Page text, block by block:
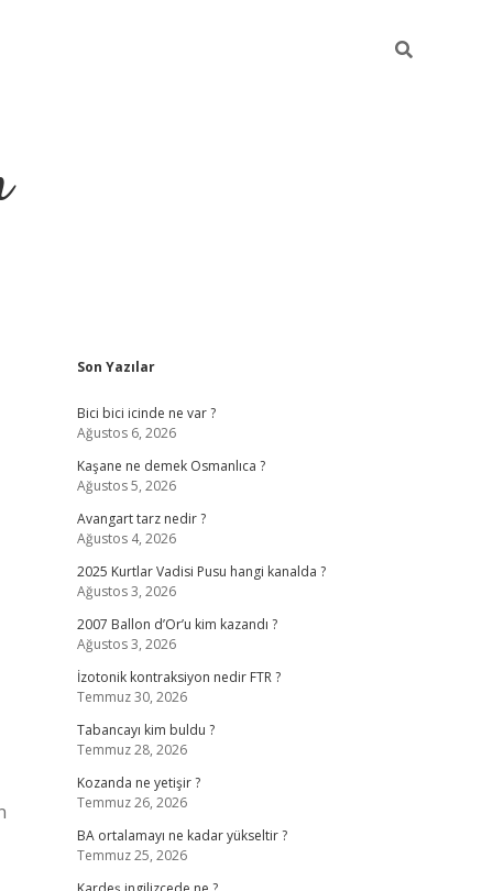
Sidebar
Son Yazılar
Bici bici icinde ne var ?
Ağustos 6, 2026
Kaşane ne demek Osmanlıca ?
Ağustos 5, 2026
Avangart tarz nedir ?
Ağustos 4, 2026
2025 Kurtlar Vadisi Pusu hangi kanalda ?
Ağustos 3, 2026
2007 Ballon d’Or’u kim kazandı ?
Ağustos 3, 2026
İzotonik kontraksiyon nedir FTR ?
Temmuz 30, 2026
Tabancayı kim buldu ?
Temmuz 28, 2026
Kozanda ne yetişir ?
Temmuz 26, 2026
BA ortalamayı ne kadar yükseltir ?
Temmuz 25, 2026